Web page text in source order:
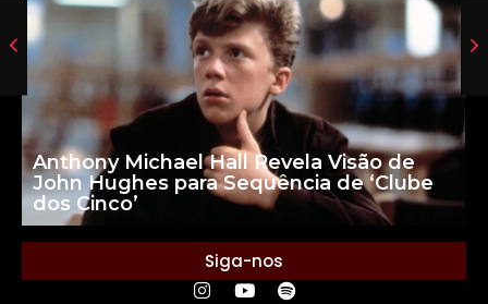
Anthony Michael Hall Revela Visão de
John Hughes para Sequência de ‘Clube
dos Cinco’
Siga-nos